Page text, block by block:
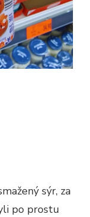
sýr, za
po prostu